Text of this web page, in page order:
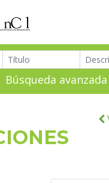
Búsqueda avanzada